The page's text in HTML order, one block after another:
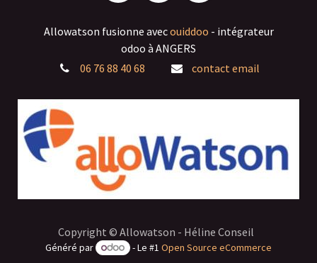
Allowatson fusionne avecouiddoo - intégrateur
odoo à ANGERS
06 76 88 40 68
contact email
Copyright © Allowatson - Héline Conseil
Généré par - Le #1 Open Source eCommerce